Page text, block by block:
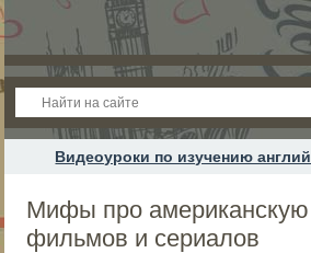
Видеоуроки по изучению
Мифы про
фильмов и сериалов